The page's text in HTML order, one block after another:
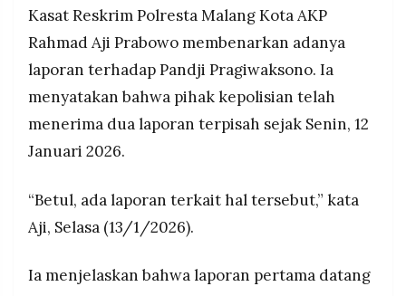
Kasat Reskrim Polresta Malang Kota AKP
Rahmad Aji Prabowo membenarkan adanya
laporan terhadap Pandji Pragiwaksono. Ia
menyatakan bahwa pihak kepolisian telah
menerima dua laporan terpisah sejak Senin, 12
Januari 2026.
“Betul, ada laporan terkait hal tersebut,” kata
Aji, Selasa (13/1/2026).
Ia menjelaskan bahwa laporan pertama datang